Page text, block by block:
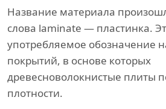
Название материала
слова laminate — пластинка.
употребляемое обозначение
покрытий, в основе которых
древесноволокнистые плиты
плотности.